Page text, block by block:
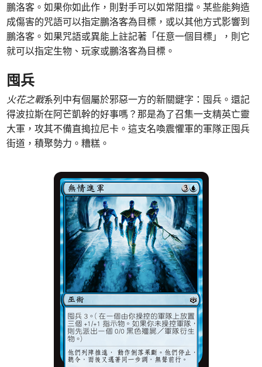
鵬洛客。如果你如此作，則對手可以如常阻擋。某些能夠造
成傷害的咒語可以指定鵬洛客為目標，或以其他方式影響到
鵬洛客。如果咒語或異能上註記著「任意一個目標」，則它
就可以指定生物、玩家或鵬洛客為目標。
囤兵
火花之戰系列中有個屬於邪惡一方的新關鍵字：囤兵。還記
得波拉斯在阿芒凱幹的好事嗎？那是為了召集一支精英亡靈
大軍，攻其不備直搗拉尼卡。這支名喚震懼軍的軍隊正囤兵
街道，積聚勢力。糟糕。